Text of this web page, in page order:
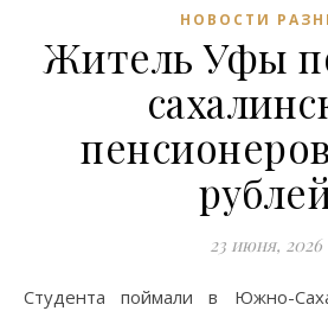
НОВОСТИ
Житель Уфы
23 июня, 2026
Студента поймали в Южно-Сахалинске с муляжом